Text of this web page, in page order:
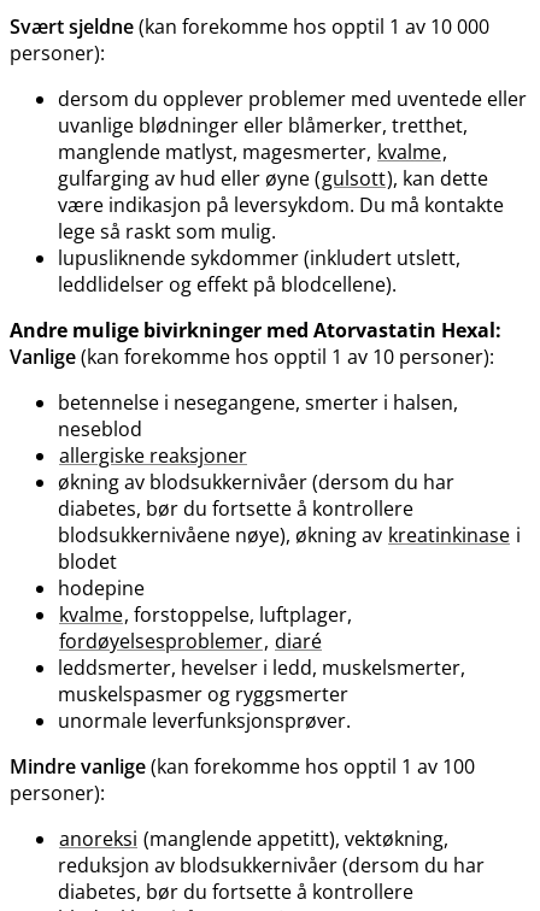
Svært sjeldne(kan forekomme hos opptil 1 av 10 000
personer):
dersom du opplever problemer med uventede eller
uvanlige blødninger eller blåmerker, tretthet,
manglende matlyst, magesmerter, kvalme,
gulfarging av hud eller øyne (gulsott), kan dette
være indikasjon på leversykdom. Du må kontakte
lege så raskt som mulig.
lupusliknende sykdommer (inkludert utslett,
leddlidelser og effekt på blodcellene).
Andre mulige bivirkninger med Atorvastatin Hexal:
Vanlige(kan forekomme hos opptil 1 av 10 personer):
betennelse i nesegangene, smerter i halsen,
neseblod
allergiske reaksjoner
økning av blodsukkernivåer (dersom du har
diabetes, bør du fortsette å kontrollere
blodsukkernivåene nøye), økning av kreatinkinase i
blodet
hodepine
kvalme, forstoppelse, luftplager,
fordøyelsesproblemer, diaré
leddsmerter, hevelser i ledd, muskelsmerter,
muskelspasmer og ryggsmerter
unormale leverfunksjonsprøver.
Mindre vanlige(kan forekomme hos opptil 1 av 100
personer):
anoreksi (manglende appetitt), vektøkning,
reduksjon av blodsukkernivåer (dersom du har
diabetes, bør du fortsette å kontrollere